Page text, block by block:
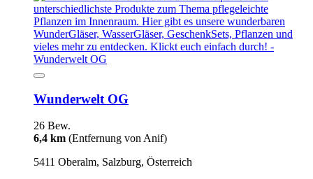
Wunderwelt OG
26 Bew.
6,4 km (Entfernung von Anif)
5411 Oberalm, Salzburg, Österreich